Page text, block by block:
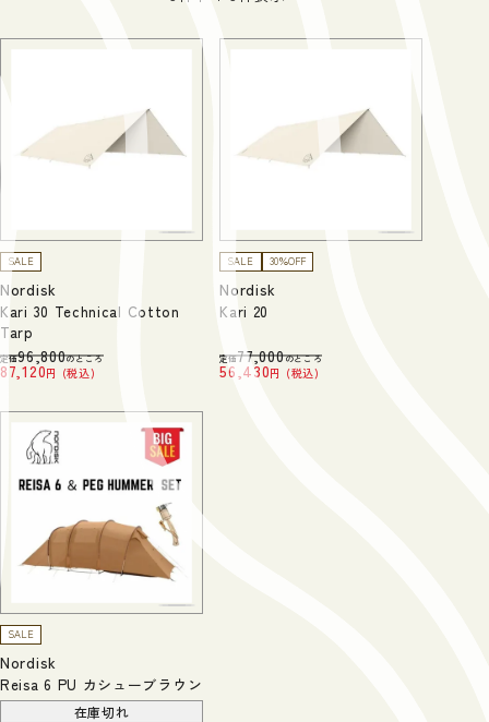
SALE
Nordisk
Kari 30 Technical Cotton
Tarp
定価96,800のところ
87,120 税込
SALE 30％OFF
Nordisk
Kari 20
定価77,000のところ
56,430 税込
SALE
Nordisk
Reisa 6 PU カシューブラウン
在庫切れ